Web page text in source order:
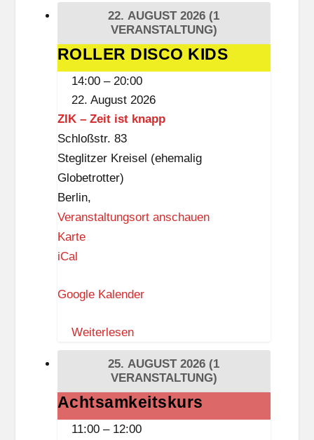
e
f
22. AUGUST 2026 (1
VERANSTALTUNG)
ROLLER
DISCO
ROLLER DISCO KIDS
14:00 – 20:00
22. August 2026
ZIK – Zeit ist knapp
Schloßstr. 83
Steglitzer Kreisel (ehemalig
Globetrotter)
Berlin,
Veranstaltungsort anschauen
KarteZ
–
e
i
i
t
iCal
Google Kalender
Weiterlesen
25. AUGUST 2026 (1
VERANSTALTUNG)
Achtsamkeitskurs
Achtsamkeitskurs
11:00 – 12:00